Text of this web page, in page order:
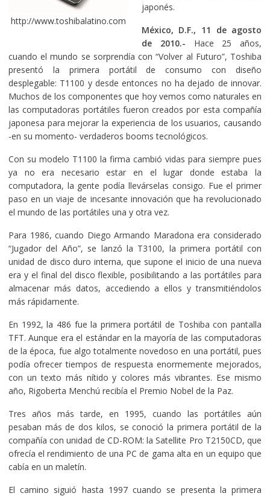
http://www.toshibalatino.com
japonés.
México, D.F., 11 de agosto
de 2010.- Hace 25 años,
cuando el mundo se sorprendía con “Volver al Futuro”, Toshiba
presentó la primera portátil de consumo con diseño
desplegable: T1100 y desde entonces no ha dejado de innovar.
Muchos de los componentes que hoy vemos como naturales en
las computadoras portátiles fueron creados por esta compañía
japonesa para mejorar la experiencia de los usuarios, causando
-en su momento- verdaderos booms tecnológicos.
Con su modelo T1100 la firma cambió vidas para siempre pues
ya no era necesario estar en el lugar donde estaba la
computadora, la gente podía llevárselas consigo. Fue el primer
paso en un viaje de incesante innovación que ha revolucionado
el mundo de las portátiles una y otra vez.
Para 1986, cuando Diego Armando Maradona era considerado
“Jugador del Año”, se lanzó la T3100, la primera portátil con
unidad de disco duro interna, que supone el inicio de una nueva
era y el final del disco flexible, posibilitando a las portátiles para
almacenar más datos, accediendo a ellos y transmitiéndolos
más rápidamente.
En 1992, la 486 fue la primera portátil de Toshiba con pantalla
TFT. Aunque era el estándar en la mayoría de las computadoras
de la época, fue algo totalmente novedoso en una portátil, pues
podía ofrecer tiempos de respuesta enormemente mejorados,
con un texto más nítido y colores más vibrantes. Ese mismo
año, Rigoberta Menchú recibía el Premio Nobel de la Paz.
Tres años más tarde, en 1995, cuando las portátiles aún
pesaban más de dos kilos, se conoció la primera portátil de la
compañía con unidad de CD-ROM: la Satellite Pro T2150CD, que
ofrecía el rendimiento de una PC de gama alta en un equipo que
cabía en un maletín.
El camino siguió hasta 1997 cuando se presenta la primera